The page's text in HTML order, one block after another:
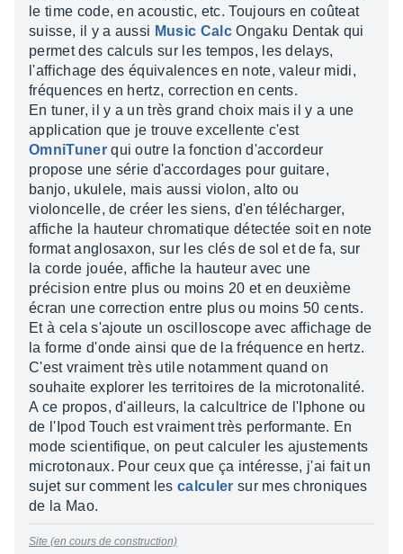
le time code, en acoustic, etc. Toujours en coûteat
suisse, il y a aussi Music CalcOngaku Dentak qui
permet des calculs sur les tempos, les delays,
l'affichage des équivalences en note, valeur midi,
fréquences en hertz, correction en cents.
En tuner, il y a un très grand choix mais il y a une
application que je trouve excellente c'est
OmniTunerqui outre la fonction d'accordeur
propose une série d'accordages pour guitare,
banjo, ukulele, mais aussi violon, alto ou
violoncelle, de créer les siens, d'en télécharger,
affiche la hauteur chromatique détectée soit en note
format anglosaxon, sur les clés de sol et de fa, sur
la corde jouée, affiche la hauteur avec une
précision entre plus ou moins 20 et en deuxième
écran une correction entre plus ou moins 50 cents.
Et à cela s'ajoute un oscilloscope avec affichage de
la forme d'onde ainsi que de la fréquence en hertz.
C'est vraiment très utile notamment quand on
souhaite explorer les territoires de la microtonalité.
A ce propos, d'ailleurs, la calcultrice de l'Iphone ou
de l'Ipod Touch est vraiment très performante. En
mode scientifique, on peut calculer les ajustements
microtonaux. Pour ceux que ça intéresse, j'ai fait un
sujet sur comment lescalculer sur mes chroniques
de la Mao.
Site (en cours de construction)